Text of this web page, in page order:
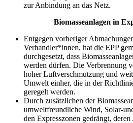
zur Anbindung an das Netz.
Biomasseanlagen in
Entgegen vorheriger
Verhandler*innen, hat die EPP
durchgesetzt, dass
werden dürfen. Die Verbrennung
hoher Luftverschmutzung und
Umwelt einher, die in der
geregelt werden.
Durch zusätzlichen der
umweltfreundliche Wind, Solar-
den Expresszonen gedrängt,